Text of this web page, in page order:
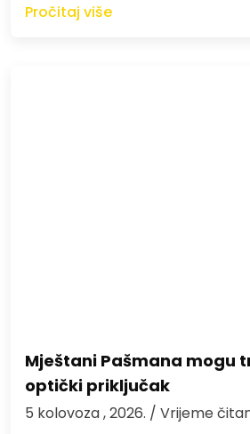
Pročitaj više
Mještani Pašmana mogu
optički priključak
5 kolovoza , 2026. / Vrijeme